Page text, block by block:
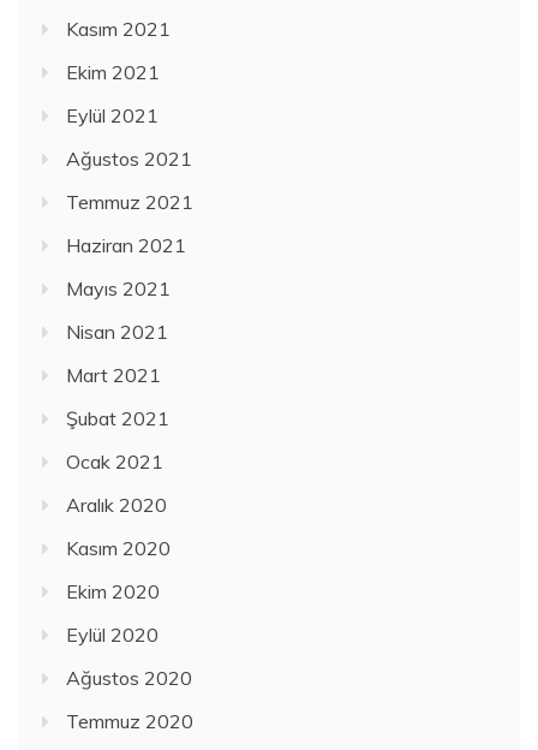
Kasım 2021
Ekim 2021
Eylül 2021
Ağustos 2021
Temmuz 2021
Haziran 2021
Mayıs 2021
Nisan 2021
Mart 2021
Şubat 2021
Ocak 2021
Aralık 2020
Kasım 2020
Ekim 2020
Eylül 2020
Ağustos 2020
Temmuz 2020